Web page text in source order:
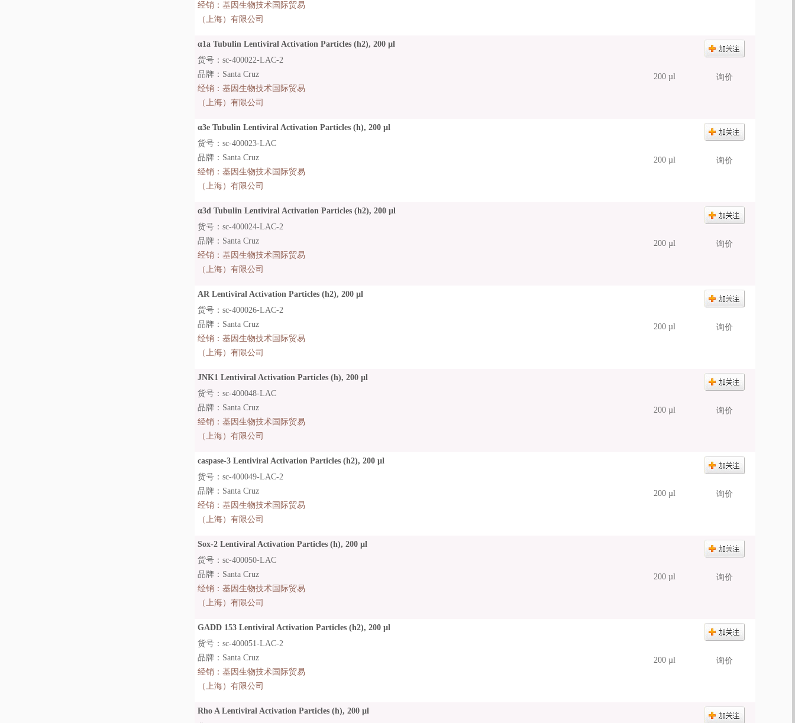
经销： 基因生物技术国际贸易
（上海）有限公司
α1a Tubulin Lentiviral Activation Particles (h2), 200 µl
200 µl 询价
货号：sc-400022-LAC-2
品牌：Santa Cruz
经销： 基因生物技术国际贸易
（上海）有限公司
α3e Tubulin Lentiviral Activation Particles (h), 200 µl
200 µl 询价
货号：sc-400023-LAC
品牌：Santa Cruz
经销： 基因生物技术国际贸易
（上海）有限公司
α3d Tubulin Lentiviral Activation Particles (h2), 200 µl
200 µl 询价
货号：sc-400024-LAC-2
品牌：Santa Cruz
经销： 基因生物技术国际贸易
（上海）有限公司
AR Lentiviral Activation Particles (h2), 200 µl
200 µl 询价
货号：sc-400026-LAC-2
品牌：Santa Cruz
经销： 基因生物技术国际贸易
（上海）有限公司
JNK1 Lentiviral Activation Particles (h), 200 µl
200 µl 询价
货号：sc-400048-LAC
品牌：Santa Cruz
经销： 基因生物技术国际贸易
（上海）有限公司
caspase-3 Lentiviral Activation Particles (h2), 200 µl
200 µl 询价
货号：sc-400049-LAC-2
品牌：Santa Cruz
经销： 基因生物技术国际贸易
（上海）有限公司
Sox-2 Lentiviral Activation Particles (h), 200 µl
200 µl 询价
货号：sc-400050-LAC
品牌：Santa Cruz
经销： 基因生物技术国际贸易
（上海）有限公司
GADD 153 Lentiviral Activation Particles (h2), 200 µl
200 µl 询价
货号：sc-400051-LAC-2
品牌：Santa Cruz
经销： 基因生物技术国际贸易
（上海）有限公司
Rho A Lentiviral Activation Particles (h), 200 µl